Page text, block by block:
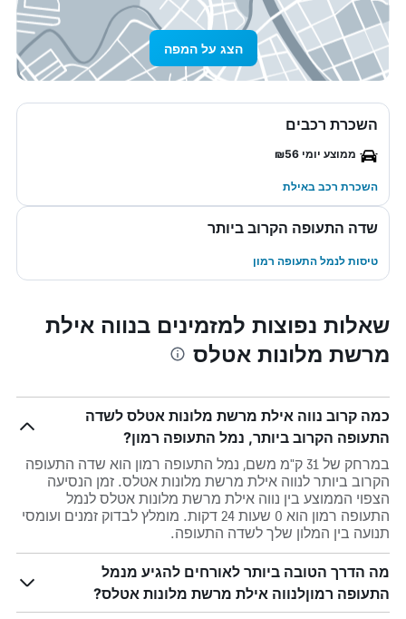
הצג על המפה
השכרת רכבים
ממוצע יומי ₪56
השכרת רכב באילת
שדה התעופה הקרוב ביותר
טיסות לנמל התעופה רמון
שאלות נפוצות למזמינים בנווה אילת
מרשת מלונות אטלס
כמה קרוב נווה אילת מרשת מלונות אטלס לשדה
התעופה הקרוב ביותר, נמל התעופה רמון?
במרחק של 31 ק"מ משם, נמל התעופה רמון הוא שדה התעופה
הקרוב ביותר לנווה אילת מרשת מלונות אטלס. זמן הנסיעה
הצפוי הממוצע בין נווה אילת מרשת מלונות אטלס לנמל
התעופה רמון הוא 0 שעות 24 דקות. מומלץ לבדוק זמנים ועומסי
תנועה בין המלון שלך לשדה התעופה.
מה הדרך הטובה ביותר לאורחים להגיע מנמל
התעופה רמוןלנווה אילת מרשת מלונות אטלס?